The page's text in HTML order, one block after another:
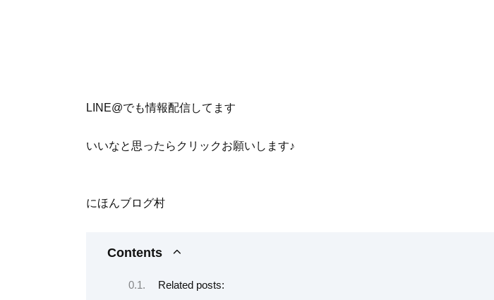
LINE@でも情報配信してます
いいなと思ったらクリックお願いします♪
にほんブログ村
Contents
Related posts: